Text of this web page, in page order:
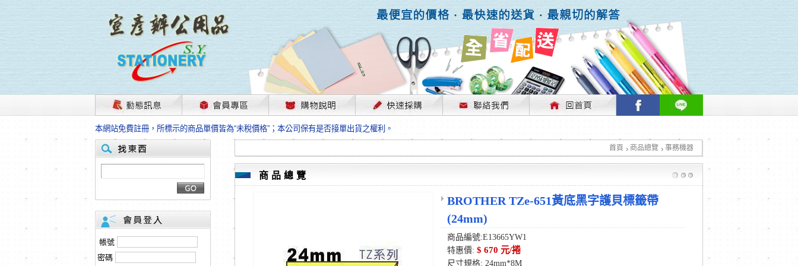
茲因國際情勢變化石油及塑化原物料波動漲幅甚大，部份上游供應商已採取封盤及暫停出貨因應，故本公司價格將視工廠原物料行情做適時的調整，不便之處敬請見諒！
本網站免費註冊，所標示的商品單價皆為“未稅價格”；本公司保有是否接單出貨之權利。
HP、EPSON、CANON原廠耗材價格浮動，下單前請先跟客服人員確認最新單價！
本網站免費註冊，所標示的商品單價皆為“未稅價格”；本公司保有是否接單出貨之權利。
匯款客戶請注意！因商品繁複來不及發現短缺，遂待客服人員跟您確認訂單無誤時再行匯款，避免後緒問題的衍生。
本網站免費註冊，所標示的商品單價皆為“未稅價格”；本公司保有是否接單出貨之權利。
茲因國際情勢變化石油及塑化原物料波動漲幅甚大，部份上游供應商已採取封盤及暫停出貨因應，故本公司價格將視工廠原物料行情做適時的調整，不便之處敬請見諒！
本網站免費註冊，所標示的商品單價皆為“未稅價格”；本公司保有是否接單出貨之權利。
HP、EPSON、CANON原廠耗材價格浮動，下單前請先跟客服人員確認最新單價！
本網站免費註冊，所標示的商品單價皆為“未稅價格”；本公司保有是否接單出貨之權利。
匯款客戶請注意！因商品繁複來不及發現短缺，遂待客服人員跟您確認訂單無誤時再行匯款，避免後緒問題的衍生。
本網站免費註冊，所標示的商品單價皆為“未稅價格”；本公司保有是否接單出貨之權利。
首頁 商品總覽 事務機器
帳號
密碼
商品總覽
BROTHER TZe-651黃底黑字護貝標籤帶
(24mm)
商品編號:E13665YW1
特惠價: $ 670 元/捲
尺寸規格: 24mm*8M